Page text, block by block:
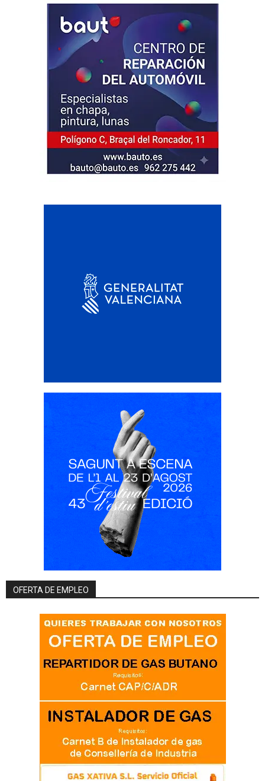
OFERTA DE EMPLEO